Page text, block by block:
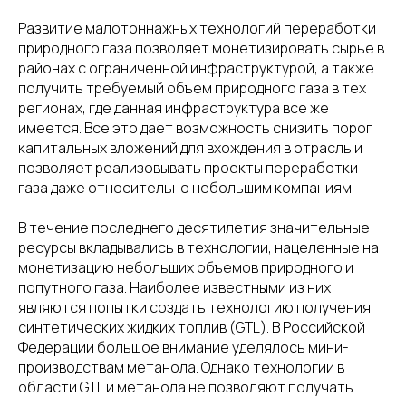
Развитие малотоннажных технологий переработки
природного газа позволяет монетизировать сырье в
районах с ограниченной инфраструктурой, а также
получить требуемый объем природного газа в тех
регионах, где данная инфраструктура все же
имеется. Все это дает возможность снизить порог
капитальных вложений для вхождения в отрасль и
позволяет реализовывать проекты переработки
газа даже относительно небольшим компаниям.
В течение последнего десятилетия значительные
ресурсы вкладывались в технологии, нацеленные на
монетизацию небольших объемов природного и
попутного газа. Наиболее известными из них
являются попытки создать технологию получения
синтетических жидких топлив (GTL). В Российской
Федерации большое внимание уделялось мини-
производствам метанола. Однако технологии в
области GTL и метанола не позволяют получать